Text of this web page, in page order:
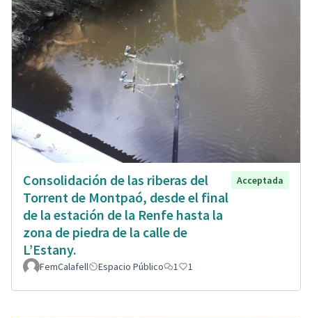
Consolidación de las riberas del
Torrent de Montpaó, desde el final
de la estación de la Renfe hasta la
zona de piedra de la calle de
L’Estany.
Acceptada
FemCalafell Espacio Público 1 1